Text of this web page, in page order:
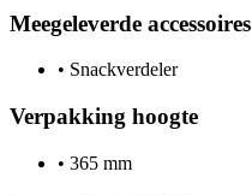
Meegeleverde accessoires
• Snackverdeler
Verpakking hoogte
• 365 mm